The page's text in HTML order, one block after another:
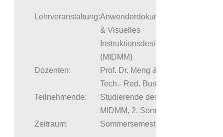
Lehrveranstaltung:Anwenderdokumentation
& Visuelles
Instruktionsdesign
(MIDMM)
Dozenten:
Prof. Dr. Meng & Dipl.
Tech.- Red. Busch
Teilnehmende:
Studierende des
MIDMM, 2. Semester
Zeitraum:
Sommersemester 2025